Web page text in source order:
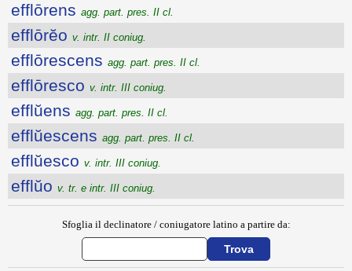
efflōrens agg. part. pres. II cl.
efflōrĕo v. intr. II coniug.
efflōrescens agg. part. pres. II cl.
efflōresco v. intr. III coniug.
efflŭens agg. part. pres. II cl.
efflŭescens agg. part. pres. II cl.
efflŭesco v. intr. III coniug.
efflŭo v. tr. e intr. III coniug.
Sfoglia il declinatore / coniugatore latino a partire da: